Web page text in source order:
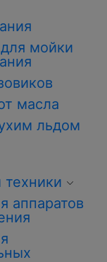
мойки
масла
льдом
аппаратов